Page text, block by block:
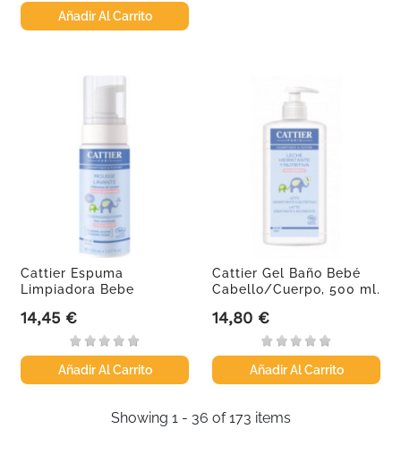
Añadir Al Carrito
Cattier Espuma
Limpiadora Bebe
Precio
14,45 €
Añadir Al Carrito
Cattier Gel Baño Bebé
Cabello/Cuerpo, 500 ml.
Precio
14,80 €
Añadir Al Carrito
Showing 1 - 36 of 173 items